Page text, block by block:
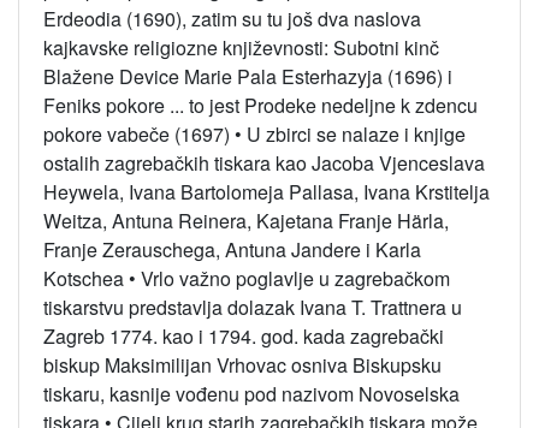
Erdeodia (1690), zatim su tu još dva naslova
kajkavske religiozne književnosti: Subotni kinč
Blažene Device Marie Pala Esterhazyja (1696) i
Feniks pokore ... to jest Prodeke nedeljne k zdencu
pokore vabeče (1697) • U zbirci se nalaze i knjige
ostalih zagrebačkih tiskara kao Jacoba Vjenceslava
Heywela, Ivana Bartolomeja Pallasa, Ivana Krstitelja
Weitza, Antuna Reinera, Kajetana Franje Härla,
Franje Zerauschega, Antuna Jandere i Karla
Kotschea • Vrlo važno poglavlje u zagrebačkom
tiskarstvu predstavlja dolazak Ivana T. Trattnera u
Zagreb 1774. kao i 1794. god. kada zagrebački
biskup Maksimilijan Vrhovac osniva Biskupsku
tiskaru, kasnije vođenu pod nazivom Novoselska